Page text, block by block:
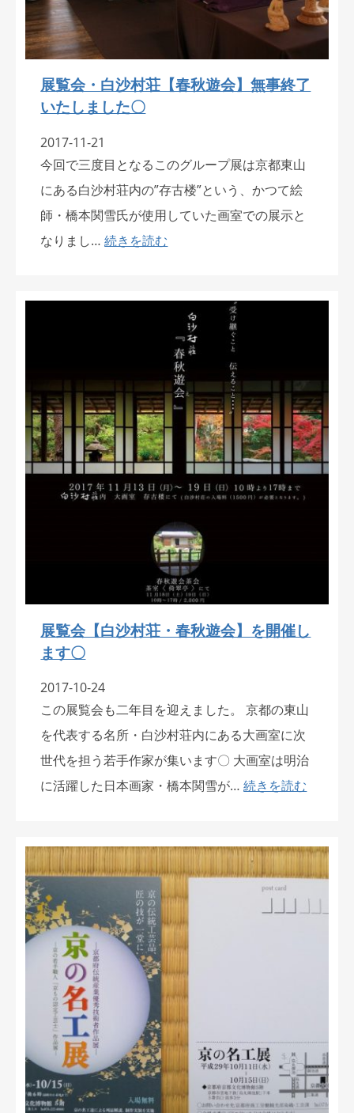
展覧会・白沙村荘【春秋遊会】無事終了
いたしました〇
2017-11-21
今回で三度目となるこのグループ展は京都東山
にある白沙村荘内の”存古楼”という、かつて絵
師・橋本関雪氏が使用していた画室での展示と
なりまし…続きを読む
展覧会【白沙村荘・春秋遊会】を開催し
ます〇
2017-10-24
この展覧会も二年目を迎えました。 京都の東山
を代表する名所・白沙村荘内にある大画室に次
世代を担う若手作家が集います〇 大画室は明治
に活躍した日本画家・橋本関雪が…続きを読む